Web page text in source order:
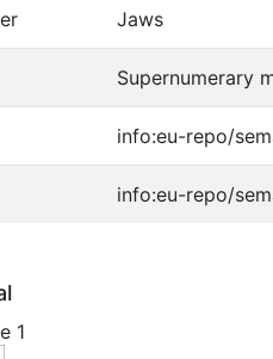
Jaws
Supernumerary
info:eu-repo/
info:eu-repo/
1